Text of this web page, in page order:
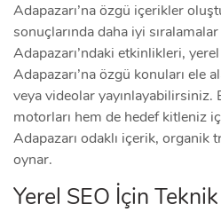
Adapazarı’na özgü içerikler
sonuçlarında daha iyi
Adapazarı’ndaki etkinlikleri,
Adapazarı’na özgü konuları ele
veya videolar
motorları hem de hedef kitleniz
Adapazarı odaklı içerik, organik
oynar.
Yerel SEO İçin